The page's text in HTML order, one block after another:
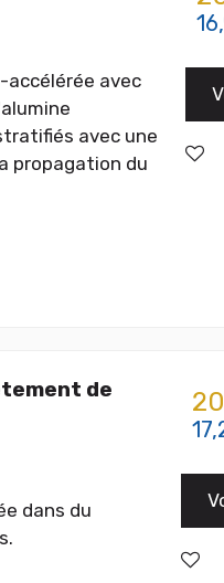
accélérée avec
avec une
propagation du
de
dans du